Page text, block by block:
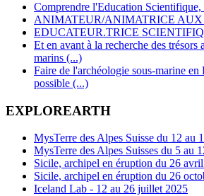
Comprendre l'Education Scientifique,
ANIMATEUR/ANIMATRICE
EDUCATEUR.TRICE
Et en avant à la recherche des trésors
marins (...)
Faire de l'archéologie sous-marine en
possible (...)
EXPLOREARTH
MysTerre des Alpes Suisse du 12 au
MysTerre des Alpes Suisses du 5 au
Sicile, archipel en éruption du 26
Sicile, archipel en éruption du 26
Iceland Lab - 12 au 26 juillet 2025